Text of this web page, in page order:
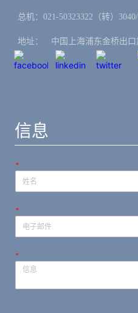
总机：021-50323322（转）
地址：ㅤ中国上海浦东金桥出
信息
*
*
*